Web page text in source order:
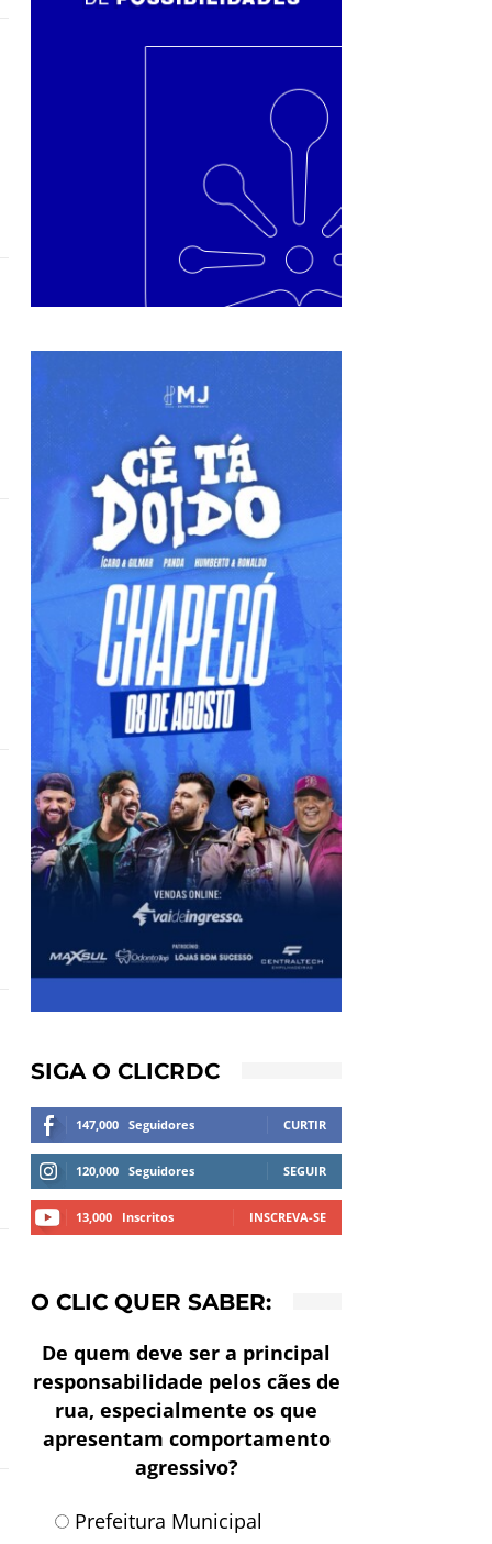
SIGA O CLICRDC
147,000 Seguidores CURTIR
120,000 Seguidores SEGUIR
13,000 Inscritos INSCREVA-SE
O CLIC QUER SABER:
De quem deve ser a principal
responsabilidade pelos cães de
rua, especialmente os que
apresentam comportamento
agressivo?
Prefeitura Municipal